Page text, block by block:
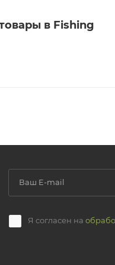
в Fishing
Я согласен на